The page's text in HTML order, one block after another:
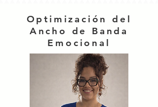
Optimización del
Ancho de Banda
Emocional